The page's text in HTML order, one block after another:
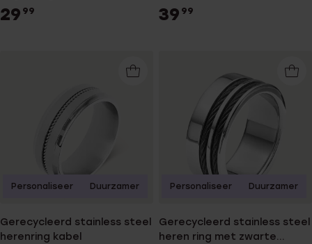
29 99 39 99
Gerecycleerd stainless steel
herenring kabel
Personaliseer Duurzamer
Gerecycleerd stainless steel
heren ring met zwarte
Personaliseer Duurzamer